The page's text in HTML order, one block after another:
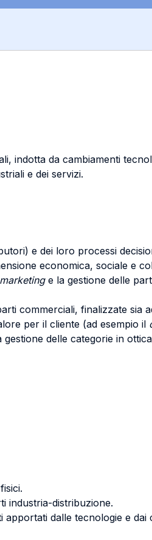
indotta da cambiamenti
e dei servizi.
e dei loro processi
economica, sociale e
e la gestione delle
commerciali, finalizzate sia
per il cliente (ad esempio il
delle categorie in
industria-distribuzione.
dalle tecnologie e dai